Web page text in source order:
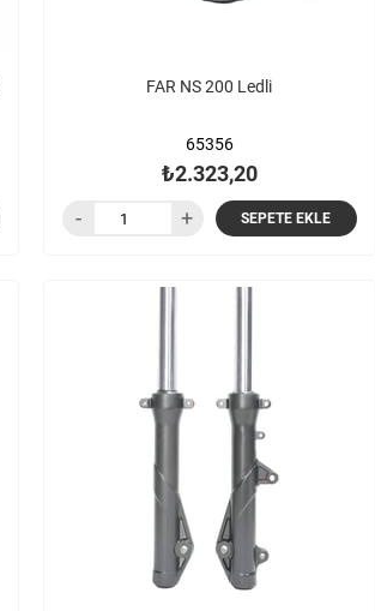
FAR NS 200 Ledli
65356
₺2.323,20
SEPETE EKLE